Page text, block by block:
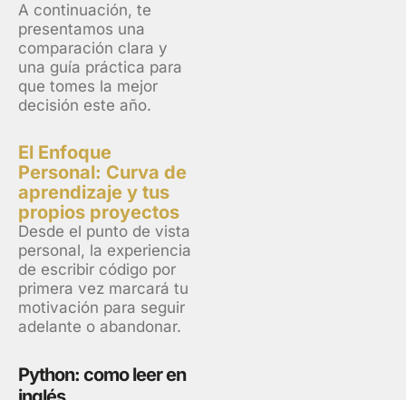
A continuación, te
presentamos una
comparación clara y
una guía práctica para
que tomes la mejor
decisión este año.
El Enfoque
Personal: Curva de
aprendizaje y tus
propios proyectos
Desde el punto de vista
personal, la experiencia
de escribir código por
primera vez marcará tu
motivación para seguir
adelante o abandonar.
Python: como leer en